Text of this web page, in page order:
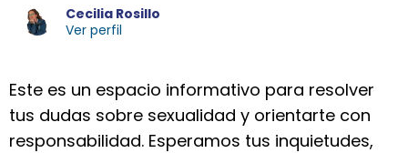
Cecilia Rosillo
Ver perfil
Este es un espacio informativo para resolver
tus dudas sobre sexualidad y orientarte con
responsabilidad. Esperamos tus inquietudes,